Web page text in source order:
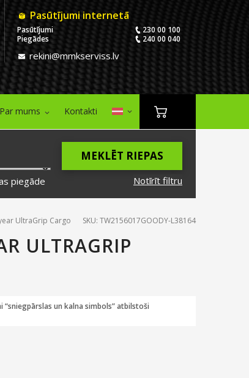
Pasūtījumi internetā
Pasūtījumi
230 00 100
Piegādes
240 00 040
rekini@mmkserviss.lv
Par mums Kontakti
Notīrīt filtru
MEKLĒT RIEPAS
piegāde
UltraGrip Cargo SKU: TW2156017GOODY-L38164
ULTRAGRIP
un kalna simbols” atbilstoši